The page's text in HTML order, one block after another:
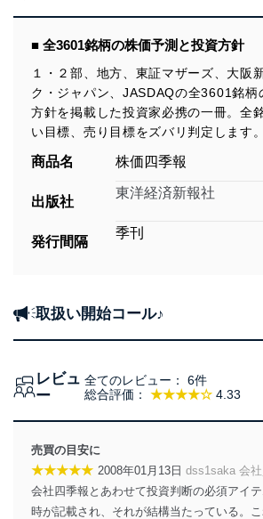
■ 全3601銘柄の株価予測と投資方針
１・２部、地方、東証マザーズ、大阪
ク・ジャパン、JASDAQの全3601銘柄
方針を掲載した投資家必携の一冊。全
い目標、売り目標をズバリ判定します。
商品名 株価四季報
出版社
東洋経済新報社
発行間隔
季刊
取扱い開始コール♪
レビュ
ー
総合評価： ★★★★☆ 4.33
全てのレビュー： 6件
売買の目安に
★★★★★ 2008年01月13日 dss1saka 会社
会社四季報とあわせて投資判断の必須アイ
時が記載され、それが結構当たっている。